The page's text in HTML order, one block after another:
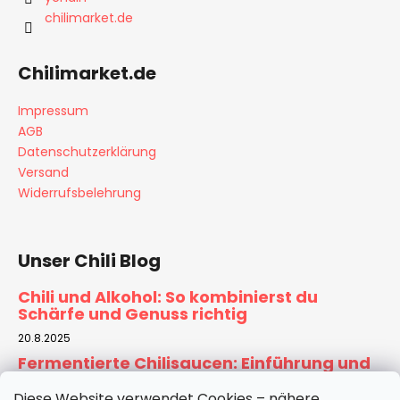
chilimarket.de
Chilimarket.de
Impressum
AGB
Datenschutzerklärung
Versand
Widerrufsbelehrung
Unser Chili Blog
Chili und Alkohol: So kombinierst du
Schärfe und Genuss richtig
20.8.2025
Fermentierte Chilisaucen: Einführung und